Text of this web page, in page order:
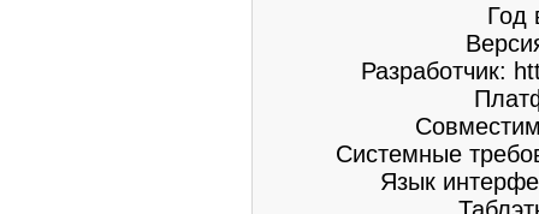
Год
Разработчик:
Системные
Язык